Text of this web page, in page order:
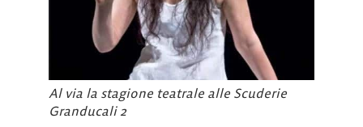
Al via la stagione teatrale alle Scuderie
Granducali 2